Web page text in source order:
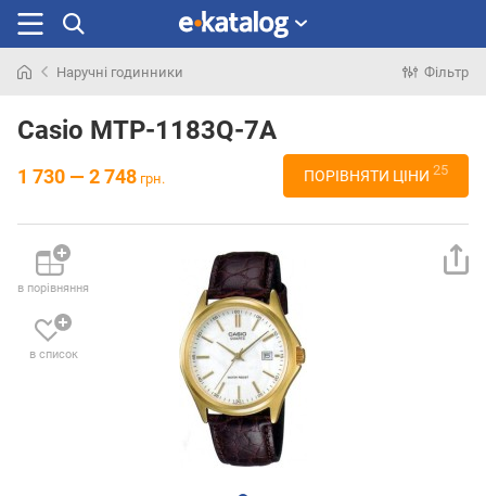
раніше
Наручні годинники Фільтр
Casio MTP-1183Q-7A
1 730 — 2 748 грн. ПОРІВНЯТИ ЦІНИ 25
в порівняння
в список